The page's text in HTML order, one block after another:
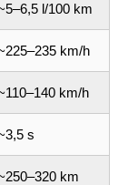
l/100 km
km/h
km/h
s
km